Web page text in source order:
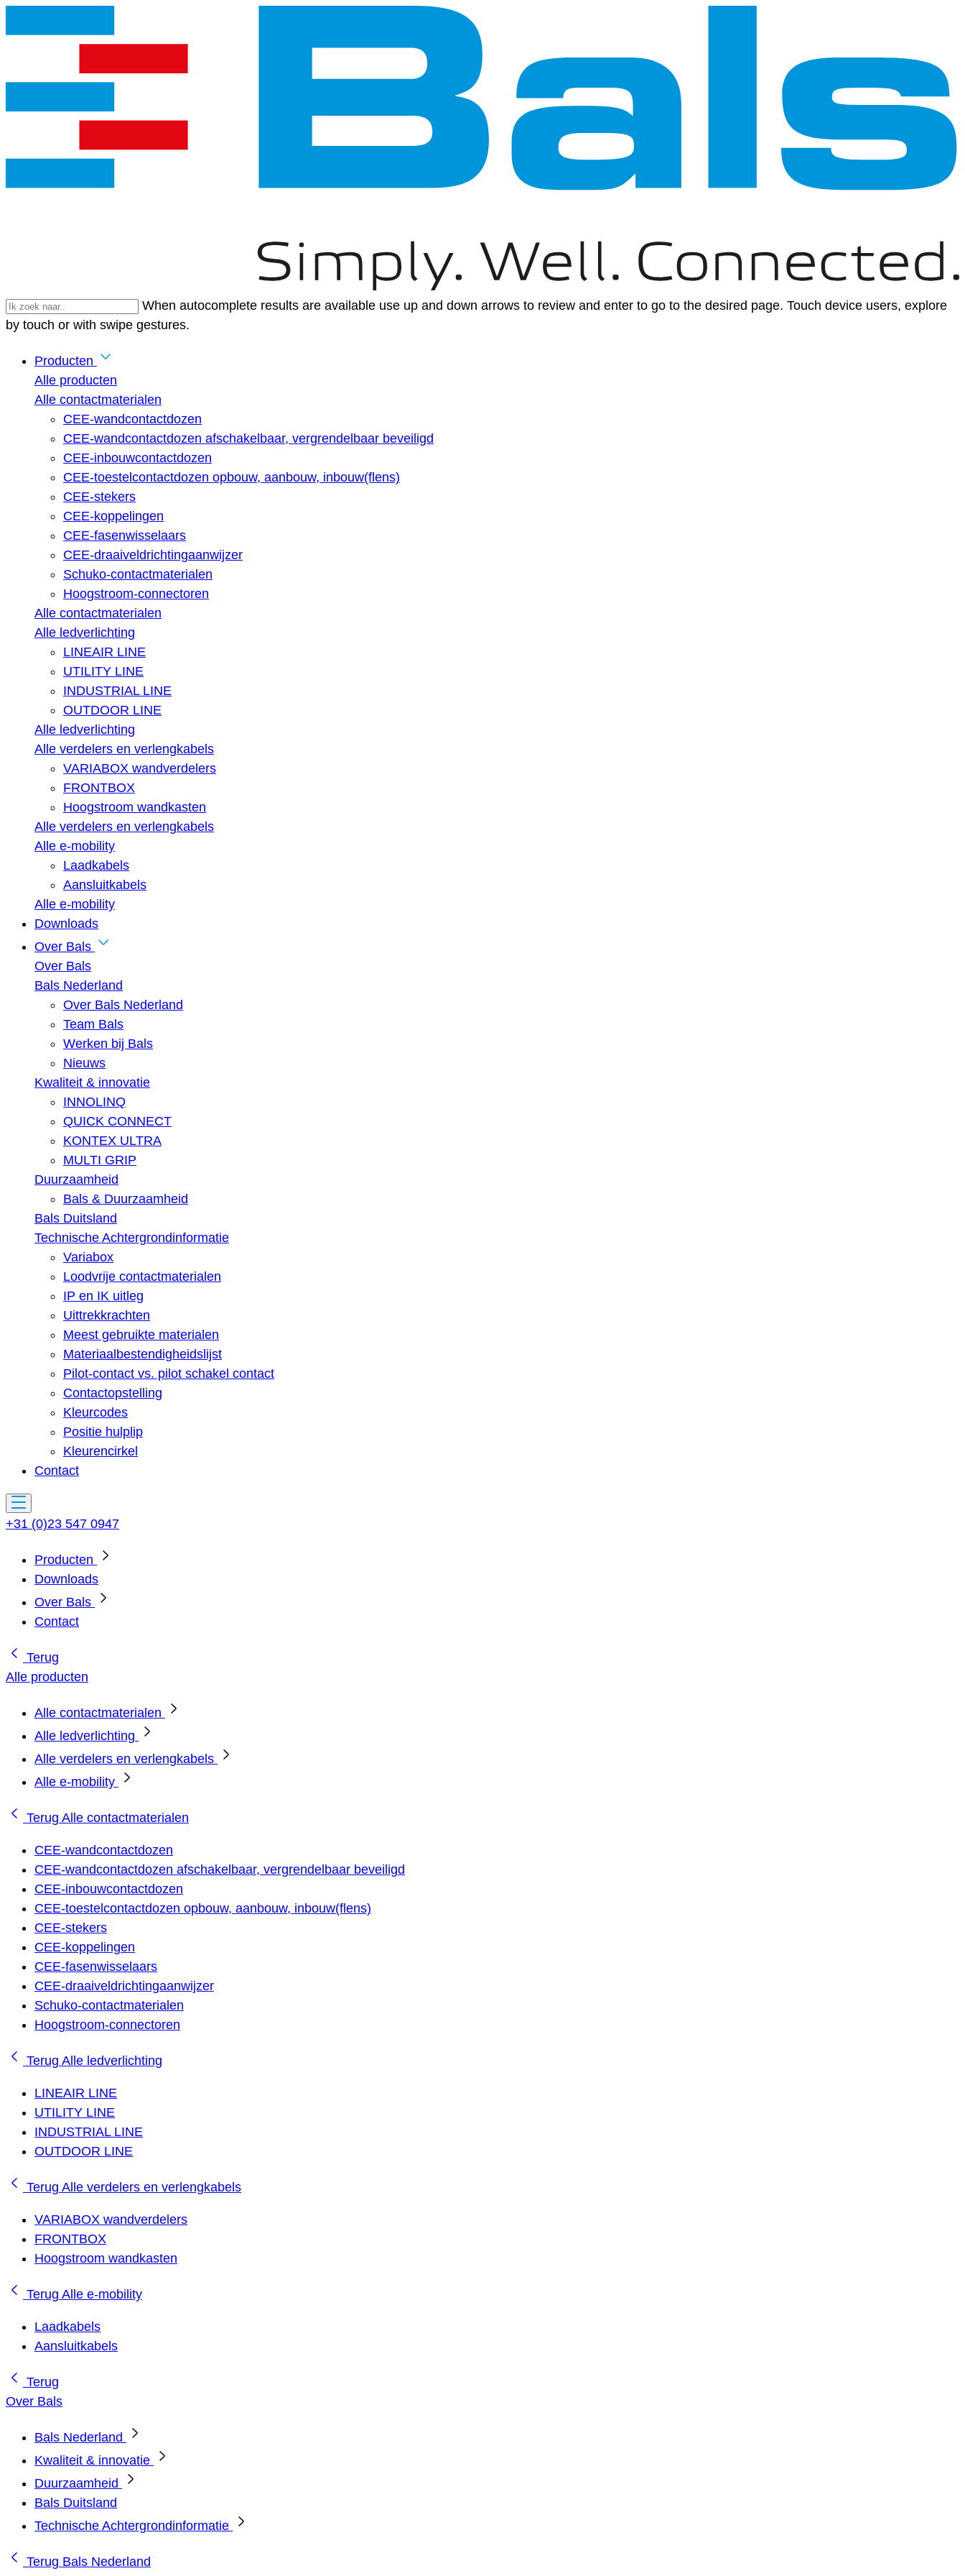
When autocomplete results are available use up and down arrows to review and enter to go to the desired page. Touch device users, explore
by touch or with swipe gestures.
Producten
Alle producten
Alle contactmaterialen
CEE-wandcontactdozen
CEE-wandcontactdozen afschakelbaar, vergrendelbaar beveiligd
CEE-inbouwcontactdozen
CEE-toestelcontactdozen opbouw, aanbouw, inbouw(flens)
CEE-stekers
CEE-koppelingen
CEE-fasenwisselaars
CEE-draaiveldrichtingaanwijzer
Schuko-contactmaterialen
Hoogstroom-connectoren
Alle contactmaterialen
Alle ledverlichting
LINEAIR LINE
UTILITY LINE
INDUSTRIAL LINE
OUTDOOR LINE
Alle ledverlichting
Alle verdelers en verlengkabels
VARIABOX wandverdelers
FRONTBOX
Hoogstroom wandkasten
Alle verdelers en verlengkabels
Alle e-mobility
Laadkabels
Aansluitkabels
Alle e-mobility
Downloads
Over Bals
Over Bals
Bals Nederland
Over Bals Nederland
Team Bals
Werken bij Bals
Nieuws
Kwaliteit & innovatie
INNOLINQ
QUICK CONNECT
KONTEX ULTRA
MULTI GRIP
Duurzaamheid
Bals & Duurzaamheid
Bals Duitsland
Technische Achtergrondinformatie
Variabox
Loodvrije contactmaterialen
IP en IK uitleg
Uittrekkrachten
Meest gebruikte materialen
Materiaalbestendigheidslijst
Pilot-contact vs. pilot schakel contact
Contactopstelling
Kleurcodes
Positie hulplip
Kleurencirkel
Contact
+31 (0)23 547 0947
Producten
Downloads
Over Bals
Contact
Terug
Alle producten
Alle contactmaterialen
Alle ledverlichting
Alle verdelers en verlengkabels
Alle e-mobility
Terug Alle contactmaterialen
CEE-wandcontactdozen
CEE-wandcontactdozen afschakelbaar, vergrendelbaar beveiligd
CEE-inbouwcontactdozen
CEE-toestelcontactdozen opbouw, aanbouw, inbouw(flens)
CEE-stekers
CEE-koppelingen
CEE-fasenwisselaars
CEE-draaiveldrichtingaanwijzer
Schuko-contactmaterialen
Hoogstroom-connectoren
Terug Alle ledverlichting
LINEAIR LINE
UTILITY LINE
INDUSTRIAL LINE
OUTDOOR LINE
Terug Alle verdelers en verlengkabels
VARIABOX wandverdelers
FRONTBOX
Hoogstroom wandkasten
Terug Alle e-mobility
Laadkabels
Aansluitkabels
Terug
Over Bals
Bals Nederland
Kwaliteit & innovatie
Duurzaamheid
Bals Duitsland
Technische Achtergrondinformatie
Terug Bals Nederland